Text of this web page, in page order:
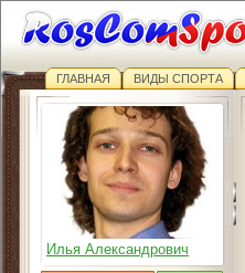
ГЛАВНАЯ ВИДЫ СПОРТА
Илья Александрович